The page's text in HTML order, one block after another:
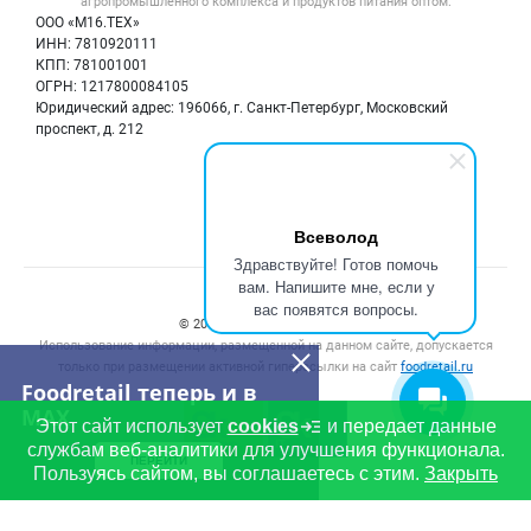
Всеволод
Здравствуйте! Готов помочь
вам. Напишите мне, если у
вас появятся вопросы.
Foodretail теперь и в
MAX
ПЕРЕЙТИ
ООО «М16.ТЕХ»
ИНН: 7810920111
КПП: 781001001
ОГРН: 1217800084105
Юридический адрес: 196066, г. Санкт-Петербург, Московский
проспект, д. 212
Информация о компаниях
Карта объявлений
Счетчики, авторское право, логотипы
© 2008‑2026 ООО “М16.Тех”.
Использование информации, размещенной на данном сайте, допускается
только при размещении активной гиперссылки на сайт foodretail.ru
Этот сайт использует cookies
и передает данные
службам веб-аналитики для улучшения функционала.
Пользуясь сайтом, вы соглашаетесь с этим. Закрыть